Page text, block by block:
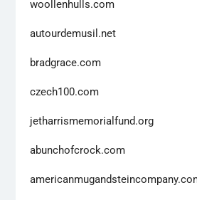
woollenhulls.com
autourdemusil.net
bradgrace.com
czech100.com
jetharrismemorialfund.org
abunchofcrock.com